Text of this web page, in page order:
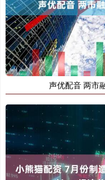
声优配音 两市